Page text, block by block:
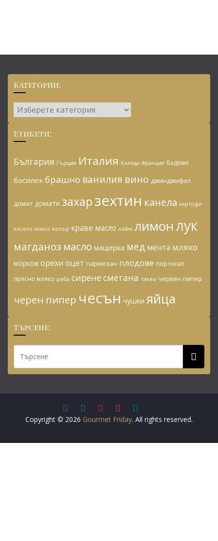
Категории:
Категории:
Етикети:
България Гърция Италия Коледа Франция бадеми
босилек брашно ванилия вино джинджифил
домат домати захарзехтин канела картофи
кисело мляко копър краве масло лайм лимонлук
магданоз масло мащерка мед мента мляко
морков орехи оцет пармезан плодове портокал
прясно мляко риба сирене сметана тиква червен пипер
черен пипер чесън чушки яйца
Търсене:
Copyright © 2026 Gourmet Friday. All rights reserved.